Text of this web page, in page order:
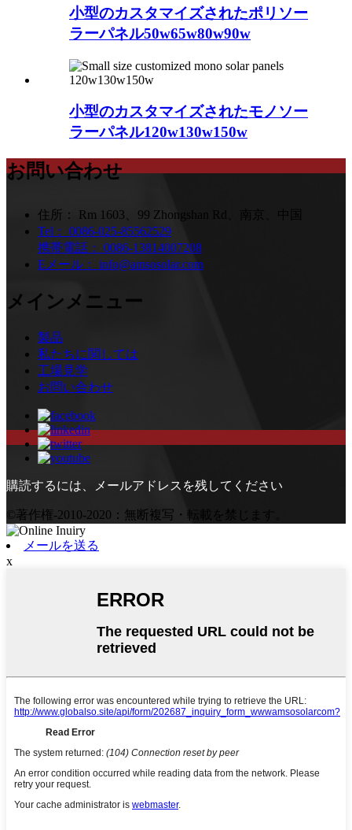
小型のカスタマイズされたポリソー
ラーパネル50w65w80w90w
小型のカスタマイズされたモノソー
ラーパネル120w130w150w
お問い合わせ
住所： Rm 1603、99 Zhongshan Rd、南京、中国
Tel： 0086-025-85562529
携帯電話： 0086-13814007208
Eメール： info@amsosolar.com
メインメニュー
製品
私たちに関しては
工場見学
お問い合わせ
購読するには、メールアドレスを残してください
©著作権-2010-2020：無断複写・転載を禁じます。
メールを送る
x